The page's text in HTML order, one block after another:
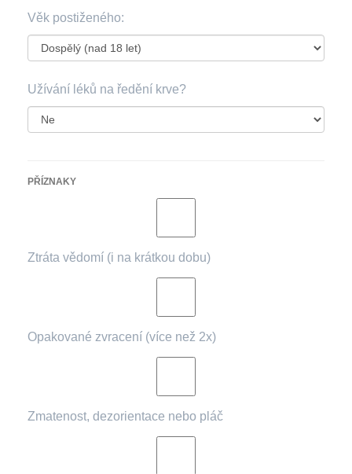
Věk postiženého:
Užívání léků na ředění krve?
PŘÍZNAKY
Ztráta vědomí (i na krátkou dobu)
Opakované zvracení (více než 2x)
Zmatenost, dezorientace nebo pláč